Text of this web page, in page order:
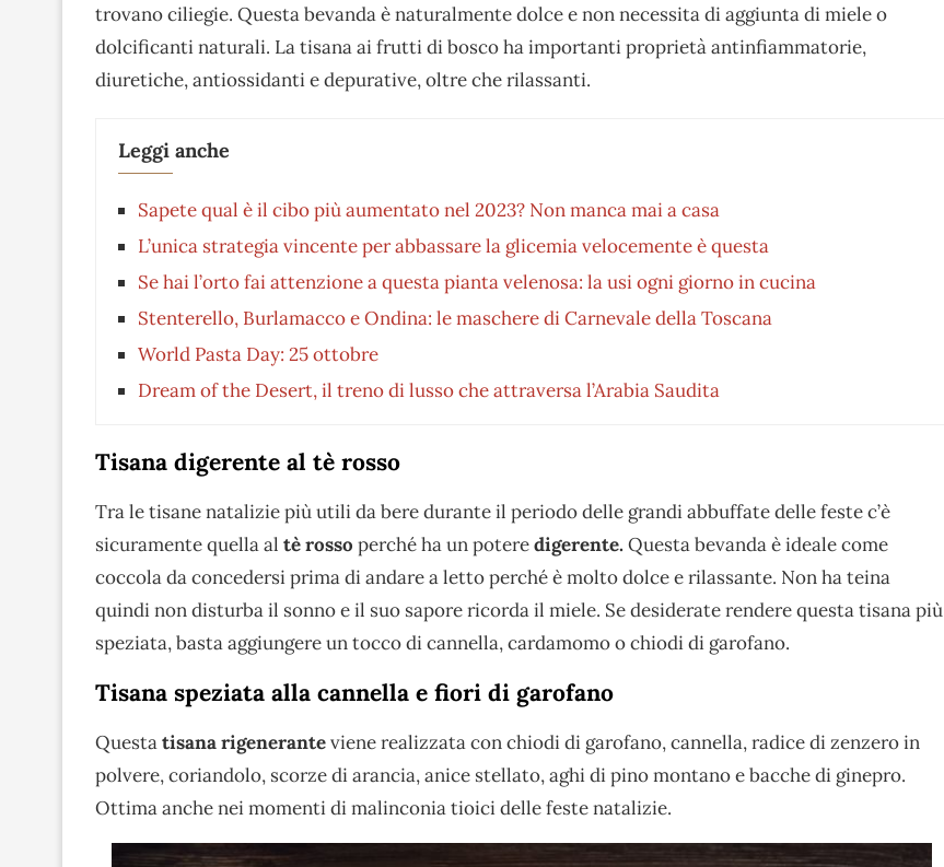
trovano ciliegie. Questa bevanda è naturalmente dolce e non necessita di aggiunta di miele o
dolcificanti naturali. La tisana ai frutti di bosco ha importanti proprietà antinfiammatorie,
diuretiche, antiossidanti e depurative, oltre che rilassanti.
Leggi anche
Sapete qual è il cibo più aumentato nel 2023? Non manca mai a casa
L’unica strategia vincente per abbassare la glicemia velocemente è questa
Se hai l’orto fai attenzione a questa pianta velenosa: la usi ogni giorno in cucina
Stenterello, Burlamacco e Ondina: le maschere di Carnevale della Toscana
World Pasta Day: 25 ottobre
Dream of the Desert, il treno di lusso che attraversa l’Arabia Saudita
Tisana digerente al tè rosso
Tra le tisane natalizie più utili da bere durante il periodo delle grandi abbuffate delle feste c’è
sicuramente quella al tèrosso perché ha un poteredigerente. Questa bevanda è ideale come
coccola da concedersi prima di andare a letto perché è molto dolce e rilassante. Non ha teina
quindi non disturba il sonno e il suo sapore ricorda il miele. Se desiderate rendere questa tisana più
speziata, basta aggiungere un tocco di cannella, cardamomo o chiodi di garofano.
Tisana speziata alla cannella e fiori di garofano
Questatisana rigeneranteviene realizzata con chiodi di garofano, cannella, radice di zenzero in
polvere, coriandolo, scorze di arancia, anice stellato, aghi di pino montano e bacche di ginepro.
Ottima anche nei momenti di malinconia tioici delle feste natalizie.